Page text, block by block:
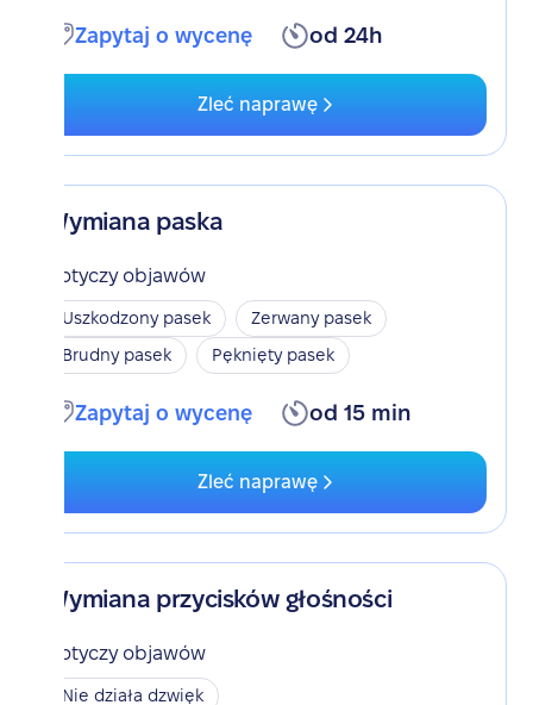
Zapytaj o wycenę od 24h
Zleć naprawę
Wymiana paska
Dotyczy objawów
Uszkodzony pasek
Zerwany pasek
Brudny pasek
Pęknięty pasek
Zapytaj o wycenę od 15 min
Zleć naprawę
Wymiana przycisków głośności
Dotyczy objawów
Nie działa dzwięk